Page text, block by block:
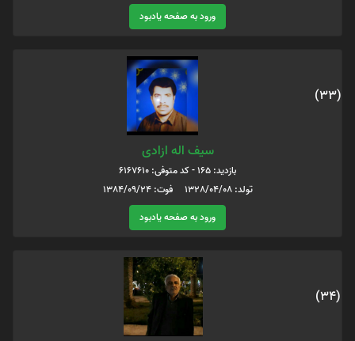
ورود به صفحه یادبود
(33)
سیف اله ازادی
بازدید: 165 - کد متوفی: 6167610
تولد: 1328/04/08 فوت: 1384/09/24
ورود به صفحه یادبود
(34)